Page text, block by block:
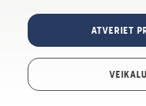
ATVERIET